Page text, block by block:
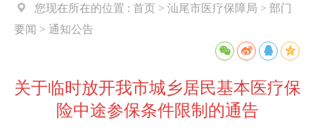
您现在所在的位置 : 首页 > 汕尾市医疗保障局 > 部门
要闻 > 通知公告
关于临时放开我市城乡居民基本医疗保
险中途参保条件限制的通告